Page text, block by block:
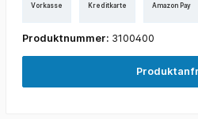
Vorkasse Kreditkarte Amazon Pay
Produktnummer: 3100400